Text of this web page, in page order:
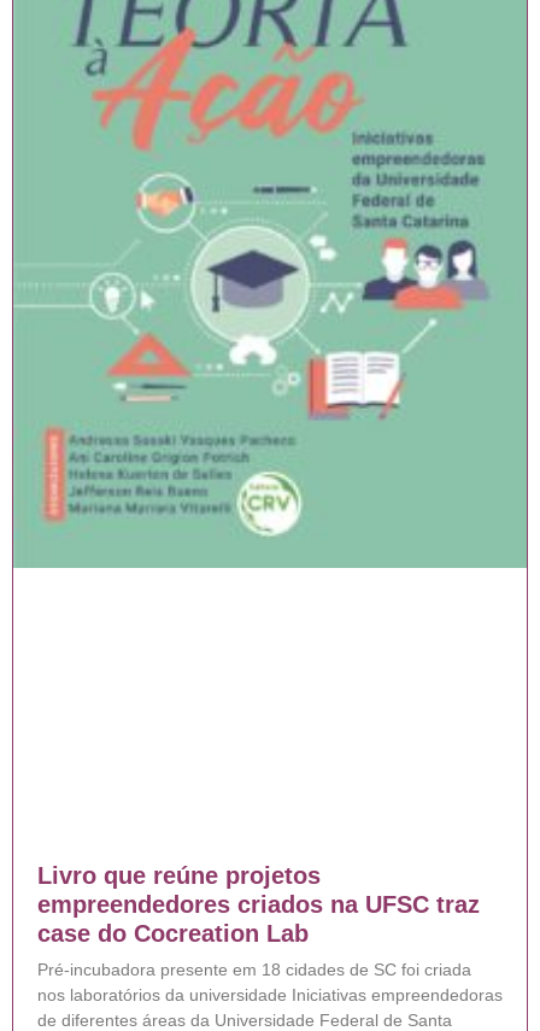
Livro que reúne projetos
empreendedores criados na UFSC traz
case do Cocreation Lab
Pré-incubadora presente em 18 cidades de SC foi criada
nos laboratórios da universidade Iniciativas empreendedoras
de diferentes áreas da Universidade Federal de Santa